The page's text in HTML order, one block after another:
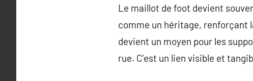
Le maillot de foot devient
comme un héritage, renforçant
devient un moyen pour les
rue. C’est un lien visible et